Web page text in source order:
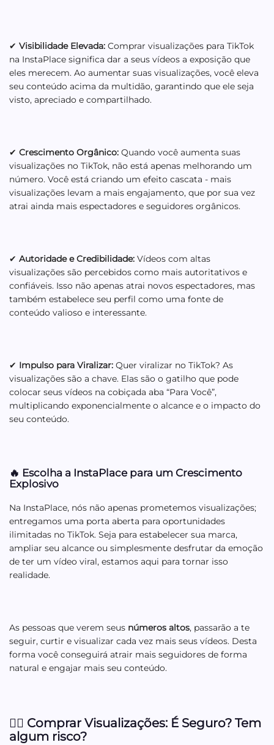
✔ Visibilidade Elevada: Comprar visualizações para TikTok
na InstaPlace significa dar a seus vídeos a exposição que
eles merecem. Ao aumentar suas visualizações, você eleva
seu conteúdo acima da multidão, garantindo que ele seja
visto, apreciado e compartilhado.
✔ Crescimento Orgânico: Quando você aumenta suas
visualizações no TikTok, não está apenas melhorando um
número. Você está criando um efeito cascata - mais
visualizações levam a mais engajamento, que por sua vez
atrai ainda mais espectadores e seguidores orgânicos.
✔ Autoridade e Credibilidade: Vídeos com altas
visualizações são percebidos como mais autoritativos e
confiáveis. Isso não apenas atrai novos espectadores, mas
também estabelece seu perfil como uma fonte de
conteúdo valioso e interessante.
✔ Impulso para Viralizar: Quer viralizar no TikTok? As
visualizações são a chave. Elas são o gatilho que pode
colocar seus vídeos na cobiçada aba “Para Você”,
multiplicando exponencialmente o alcance e o impacto do
seu conteúdo.
🔥 Escolha a InstaPlace para um Crescimento
Explosivo
Na InstaPlace, nós não apenas prometemos visualizações;
entregamos uma porta aberta para oportunidades
ilimitadas no TikTok. Seja para estabelecer sua marca,
ampliar seu alcance ou simplesmente desfrutar da emoção
de ter um vídeo viral, estamos aqui para tornar isso
realidade.
As pessoas que verem seus números altos, passarão a te
seguir, curtir e visualizar cada vez mais seus vídeos. Desta
forma você conseguirá atrair mais seguidores de forma
natural e engajar mais seu conteúdo.
🤷‍♂️ Comprar Visualizações: É Seguro? Tem
algum risco?